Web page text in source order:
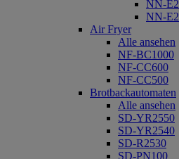
NN-
NN-
Air Fryer
Alle ansehen
NF-BC1000
NF-CC600
NF-CC500
Brotbackautomaten
Alle ansehen
SD-YR2550
SD-YR2540
SD-R2530
SD-PN100